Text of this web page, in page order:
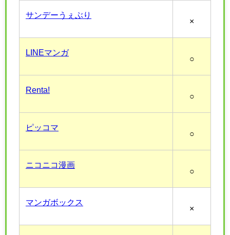
サンデーうぇぶり
×
LINEマンガ
○
Renta!
○
ピッコマ
○
ニコニコ漫画
○
マンガボックス
×